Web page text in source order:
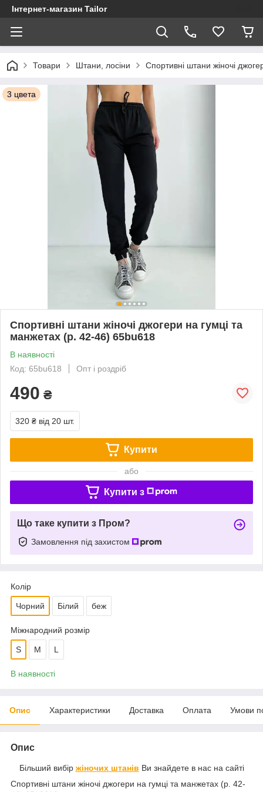
Інтернет-магазин Tailor
Товари Штани, лосіни Спортивні штани жіночі
3 цвета
Спортивні штани жіночі джогери на гумці та
манжетах (р. 42-46) 65bu618
В наявності
Код: 65bu618
Опт і роздріб
490 ₴
320 ₴ від 20 шт.
Купити
або
Купити з
Що таке купити з Пром?
Замовлення під захистом
Колір
Чорний Білий беж
Міжнародний розмір
S M L
В наявності
Опис Характеристики Доставка Оплата Умови
Опис
Більший вибір жіночих штанів Ви знайдете в нас на сайті
Спортивні штани жіночі джогери на гумці та манжетах (р. 42-